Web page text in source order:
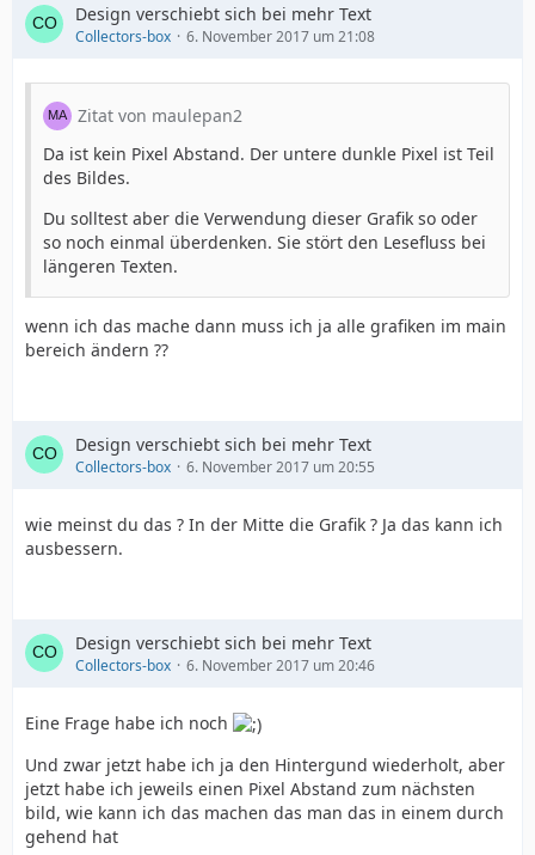
}
.menue_button:hover {
background-position:0px -33px;
}
#webseite {
width:960px;
text-align:center;
}
width:960px;
height:224px;
background:url(bg_infobox.png) repeat-x;
Design verschiebt sich bei mehr Text
Collectors-box 6. November 2017 um 21:08
Zitat von maulepan2
Da ist kein Pixel Abstand. Der untere dunkle Pixel ist Teil
des Bildes.
Du solltest aber die Verwendung dieser Grafik so oder
so noch einmal überdenken. Sie stört den Lesefluss bei
längeren Texten.
wenn ich das mache dann muss ich ja alle grafiken im main
bereich ändern ??
Design verschiebt sich bei mehr Text
Collectors-box 6. November 2017 um 20:55
wie meinst du das ? In der Mitte die Grafik ? Ja das kann ich
ausbessern.
Design verschiebt sich bei mehr Text
Collectors-box 6. November 2017 um 20:46
Eine Frage habe ich noch
Und zwar jetzt habe ich ja den Hintergund wiederholt, aber
jetzt habe ich jeweils einen Pixel Abstand zum nächsten
bild, wie kann ich das machen das man das in einem durch
gehend hat